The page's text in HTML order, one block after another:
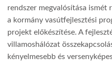
rendszer megvalósítása
a kormány vasútfejlesztési
projekt előkészítése. A
villamoshálózat
kényelmesebb és